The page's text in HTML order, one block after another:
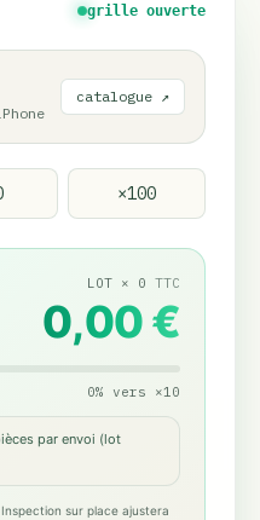
grille ouverte
catalogue ↗
×100
LOT × 0 TTC
0,00 €
0% vers ×10
par envoi (lot
sur place ajustera